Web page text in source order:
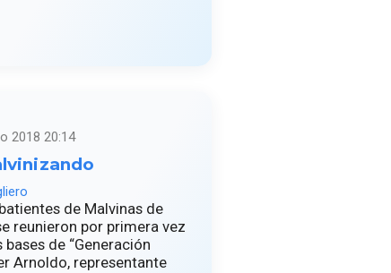
2018 20:14
de Malvinas de
reunieron por primera vez
de “Generación
Arnoldo, representante